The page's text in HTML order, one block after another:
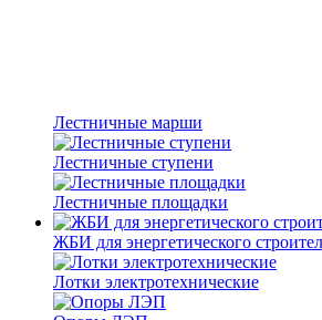
Лестничные марши
Лестничные ступени
Лестничные площадки
ЖБИ для энергетического
Лотки электротехнические